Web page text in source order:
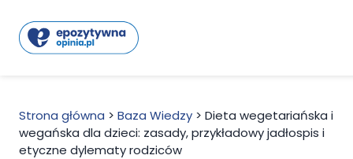
Strona główna > Baza Wiedzy > Dieta wegetariańska i
wegańska dla dzieci: zasady, przykładowy jadłospis i
etyczne dylematy rodziców